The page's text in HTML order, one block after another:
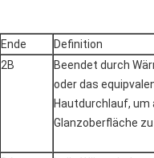
Ende Definition
2B
Beendet durch
oder das
Hautdurchlauf, um
Glanzoberfläche